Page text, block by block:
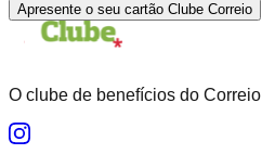
Apresente o seu cartão Clube Correio
O clube de benefícios do Correio